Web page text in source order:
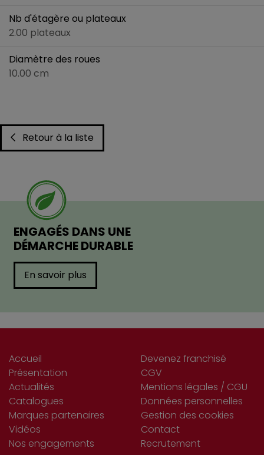
Nb d'étagère ou plateaux
2.00 plateaux
Diamètre des roues
10.00 cm
Retour à la liste
ENGAGÉS DANS UNE
DÉMARCHE DURABLE
En savoir plus
Accueil
Présentation
Actualités
Catalogues
Marques partenaires
Vidéos
Nos engagements
Devenez franchisé
CGV
Mentions légales / CGU
Données personnelles
Gestion des cookies
Contact
Recrutement